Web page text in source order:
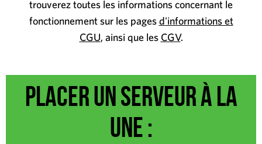
trouverez toutes les informations concernant le
fonctionnement sur les pagesd'informations et
CGU, ainsi que les CGV.
Placer un serveur à la
une :